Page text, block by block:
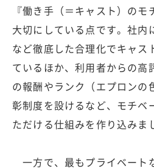
『働き手（＝キャスト）の
大切にしている点です。社内
など徹底した合理化でキャス
ているほか、利用者からの高
の報酬やランク（エプロンの
彰制度を設けるなど、モチベ
ただける仕組みを作り込みま
一方で、最もプライベート